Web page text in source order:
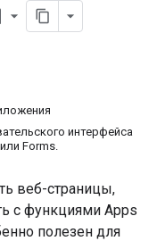
интерфейса
Forms.
веб-страницы,
с функциями Apps
полезен для